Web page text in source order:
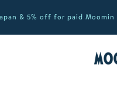
& 5% off for paid Moomin